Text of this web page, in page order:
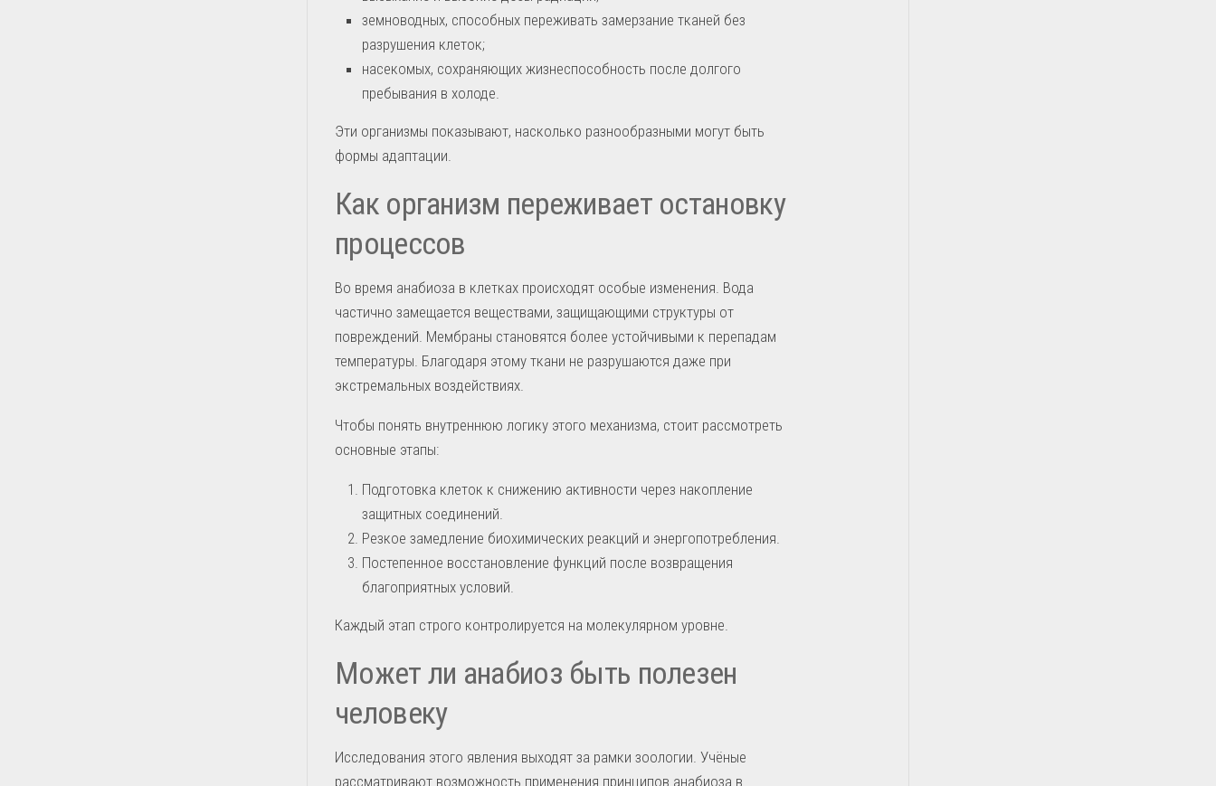
земноводных, способных переживать замерзание тканей без
разрушения клеток;
насекомых, сохраняющих жизнеспособность после долгого
пребывания в холоде.
Эти организмы показывают, насколько разнообразными могут быть
формы адаптации.
Как организм переживает остановку
процессов
Во время анабиоза в клетках происходят особые изменения. Вода
частично замещается веществами, защищающими структуры от
повреждений. Мембраны становятся более устойчивыми к перепадам
температуры. Благодаря этому ткани не разрушаются даже при
экстремальных воздействиях.
Чтобы понять внутреннюю логику этого механизма, стоит рассмотреть
основные этапы:
Подготовка клеток к снижению активности через накопление
защитных соединений.
Резкое замедление биохимических реакций и энергопотребления.
Постепенное восстановление функций после возвращения
благоприятных условий.
Каждый этап строго контролируется на молекулярном уровне.
Может ли анабиоз быть полезен
человеку
Исследования этого явления выходят за рамки зоологии. Учёные
рассматривают возможность применения принципов анабиоза в